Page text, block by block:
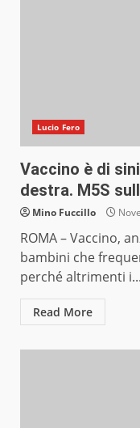
Lucio Fero
Vaccino è di
destra. M5S
Mino Fuccillo
ROMA – Vaccino,
bambini che
perché altrimenti i...
Read More